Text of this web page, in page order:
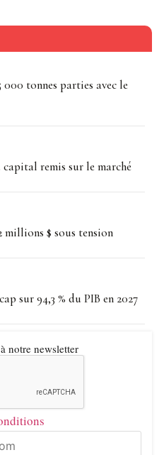
tonnes parties avec le
remis sur le marché
millions $ sous tension
sur 94,3 % du PIB en 2027
notre newsletter